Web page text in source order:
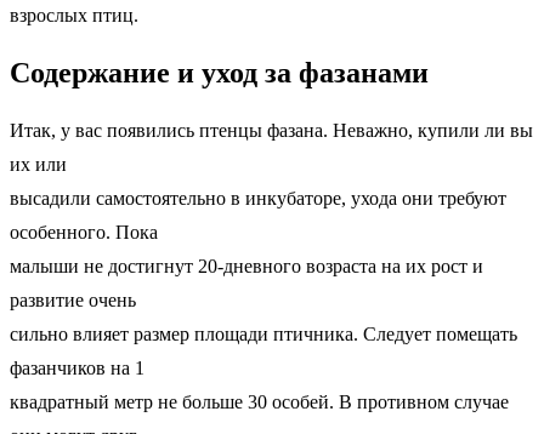
взрослых птиц.
Содержание и уход за фазанами
Итак, у вас появились птенцы фазана. Неважно, купили ли вы
их или
высадили самостоятельно в инкубаторе, ухода они требуют
особенного. Пока
малыши не достигнут 20-дневного возраста на их рост и
развитие очень
сильно влияет размер площади птичника. Следует помещать
фазанчиков на 1
квадратный метр не больше 30 особей. В противном случае